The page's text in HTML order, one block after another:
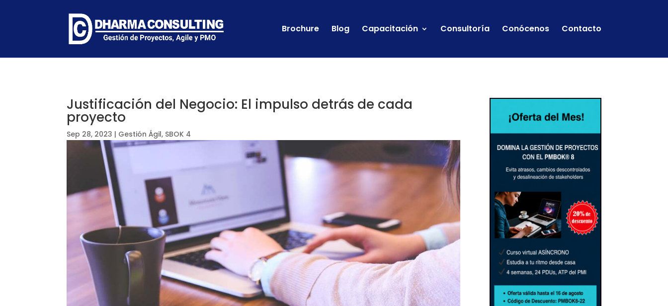
Brochure Blog Capacitación Consultoría Conócenos Contacto
Justificación del Negocio: El impulso detrás de cada
proyecto
Sep 28, 2023 | Gestión Ágil, SBOK 4